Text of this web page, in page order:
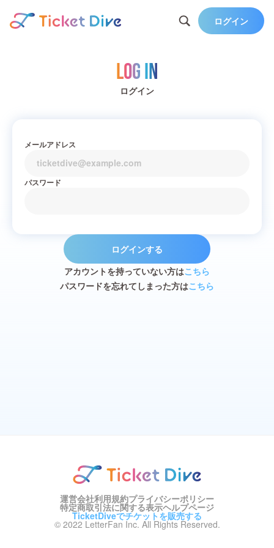
ログイン
Log in
ログイン
メールアドレス
パスワード
ログインする
アカウントを持っていない方はこちら
パスワードを忘れてしまった方はこちら
運営会社利用規約プライバシーポリシー
特定商取引法に関する表示ヘルプページ
TicketDiveでチケットを販売する
© 2022 LetterFan Inc. All Rights Reserved.